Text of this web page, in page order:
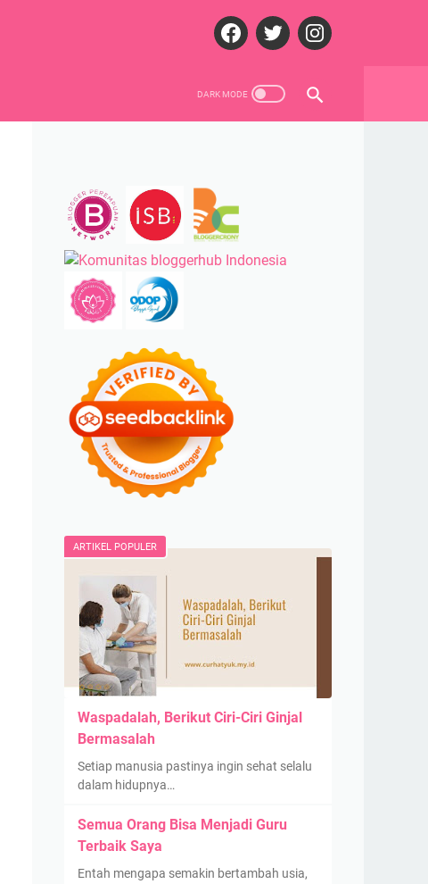
ARTIKEL POPULER
Waspadalah, Berikut Ciri-Ciri Ginjal
Bermasalah
Setiap manusia pastinya ingin sehat selalu
dalam hidupnya…
Semua Orang Bisa Menjadi Guru
Terbaik Saya
Entah mengapa semakin bertambah usia,